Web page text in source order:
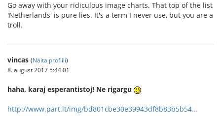
Go away with your ridiculous image charts. That top of the list
'Netherlands' is pure lies. It's a term I never use, but you are a
troll.
vincas (Näita profiili)
8. august 2017 5:44.01
haha, karaj esperantistoj! Ne rigargu
http://www.part.lt/img/bd801cbe30e39943df8b83b5b54...